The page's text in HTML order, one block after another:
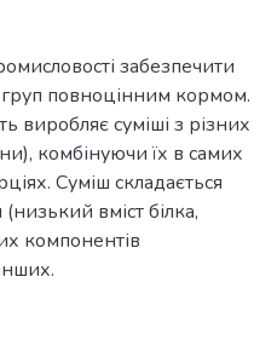
забезпечити
груп повноцінним кормом.
виробляє суміші з різних
комбінуючи їх в самих
Суміш складається
вміст білка,
компонентів